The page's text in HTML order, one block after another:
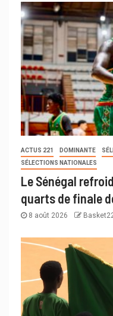
ACTUS 221 DOMINANTE
SÉLECTIONS NATIONALES
Le Sénégal
quarts de finale
8 août 2026